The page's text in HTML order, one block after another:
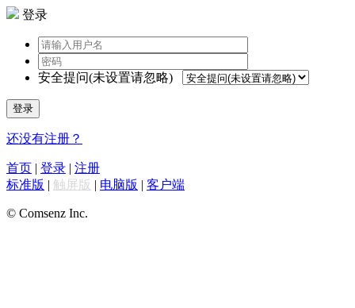
登录
安全提问(未设置请忽略)
登录
还没有注册？
首页 | 登录 | 注册
标准版 | 触屏版 | 电脑版 | 客户端
© Comsenz Inc.